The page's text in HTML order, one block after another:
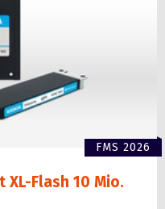
FMS 2026
XL-Flash 10 Mio.